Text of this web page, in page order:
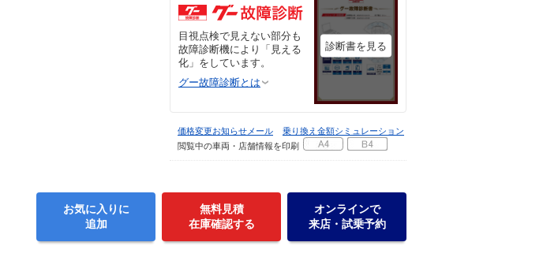
目視点検で見えない部分も
故障診断機により「見える
化」をしています。
グー故障診断とは
診断書を見る
価格変更お知らせメール
乗り換え金額シミュレーション
閲覧中の車両・店舗情報を印刷
お気に入りに
追加
無料見積
在庫確認する
オンラインで
来店・試乗予約